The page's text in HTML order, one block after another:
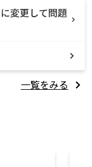
変更して問題
一覧をみる